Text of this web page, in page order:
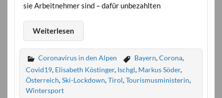
sie Arbeitnehmer sind – dafür unbezahlten
Weiterlesen
Coronavirus in den Alpen Bayern,Corona,
Covid19, Elisabeth Köstinger, Ischgl, Markus Söder,
Österreich,Ski-Lockdown,Tirol,Tourismusministerin,
Wintersport